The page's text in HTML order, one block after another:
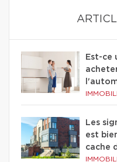
Est-ce
Les
est
cache